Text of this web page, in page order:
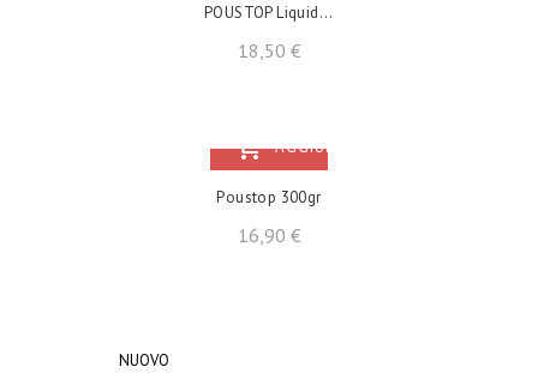
POUSTOP Liquid...
18,50 €Prezzo
shopping_cart AGGIUNGI AL CARRELLO
Poustop 300gr
16,90 €Prezzo
NUOVO